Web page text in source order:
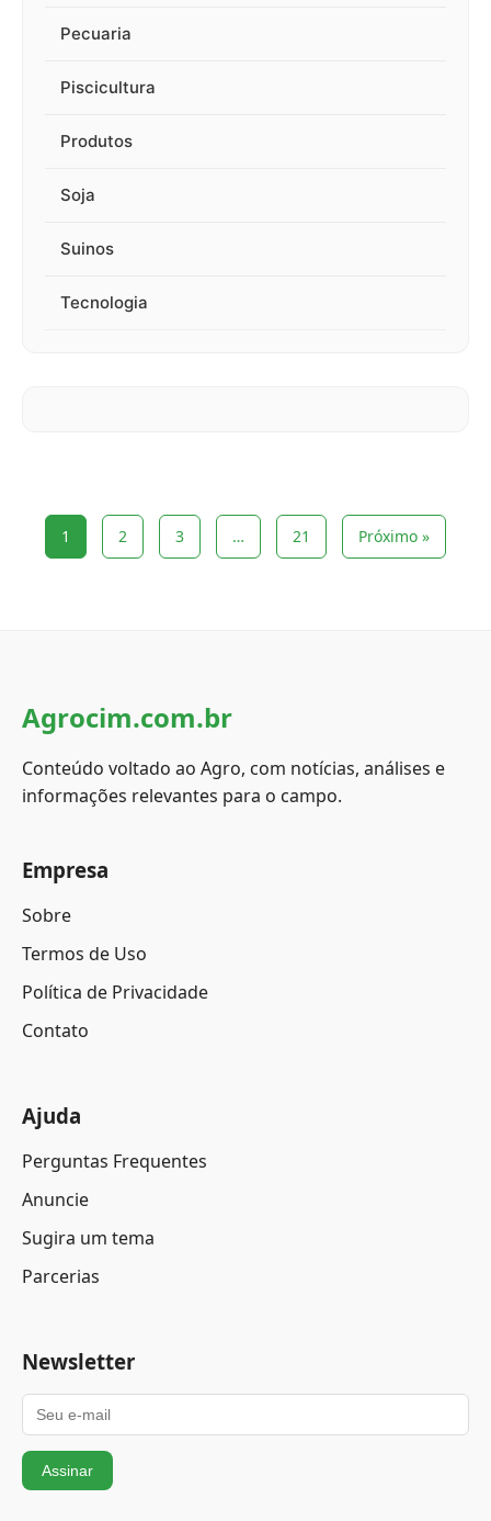
Pecuaria
Piscicultura
Produtos
Soja
Suinos
Tecnologia
1 2 3 … 21 Próximo »
Agrocim.com.br
Conteúdo voltado ao Agro, com notícias, análises e
informações relevantes para o campo.
Empresa
Sobre
Termos de Uso
Política de Privacidade
Contato
Ajuda
Perguntas Frequentes
Anuncie
Sugira um tema
Parcerias
Newsletter
Assinar